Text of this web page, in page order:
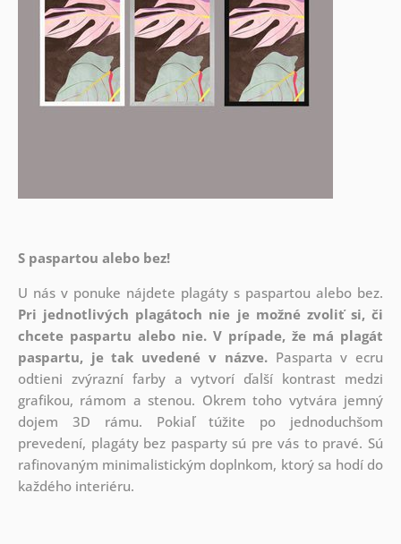
S paspartou alebo bez!
U nás v ponuke nájdete plagáty s paspartou alebo bez.
Pri jednotlivých plagátoch nie je možné zvoliť si, či
chcete paspartu alebo nie. V prípade, že má plagát
paspartu, je tak uvedené v názve.Pasparta v ecru
odtieni zvýrazní farby a vytvorí ďalší kontrast medzi
grafikou, rámom a stenou. Okrem toho vytvára jemný
dojem 3D rámu. Pokiaľ túžite po jednoduchšom
prevedení, plagáty bez pasparty sú pre vás to pravé. Sú
rafinovaným minimalistickým doplnkom, ktorý sa hodí do
každého interiéru.